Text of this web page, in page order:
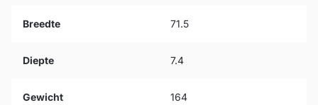
Breedte 71.5
Diepte 7.4
Gewicht 164